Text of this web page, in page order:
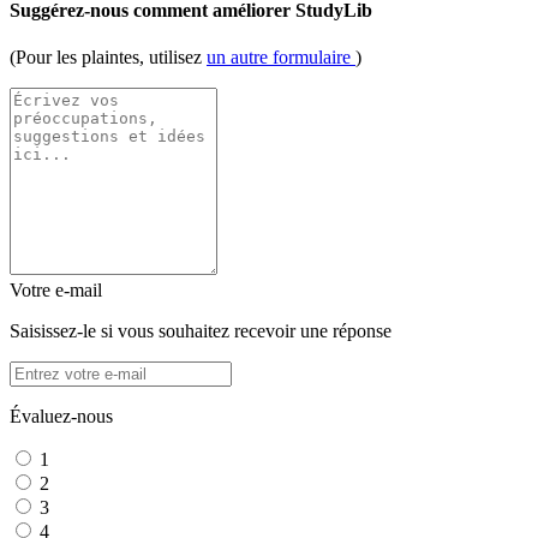
Suggérez-nous comment améliorer StudyLib
(Pour les plaintes, utilisez un autre formulaire )
Votre e-mail
Saisissez-le si vous souhaitez recevoir une réponse
Évaluez-nous
1
2
3
4